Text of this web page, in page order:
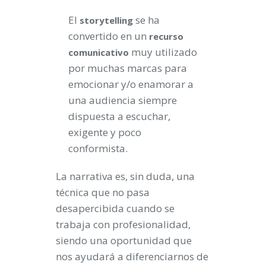
El storytelling se ha
convertido en un recurso
comunicativo muy utilizado
por muchas marcas para
emocionar y/o enamorar a
una audiencia siempre
dispuesta a escuchar,
exigente y poco
conformista.
La narrativa es, sin duda, una
técnica que no pasa
desapercibida cuando se
trabaja con profesionalidad,
siendo una oportunidad que
nos ayudará a diferenciarnos de